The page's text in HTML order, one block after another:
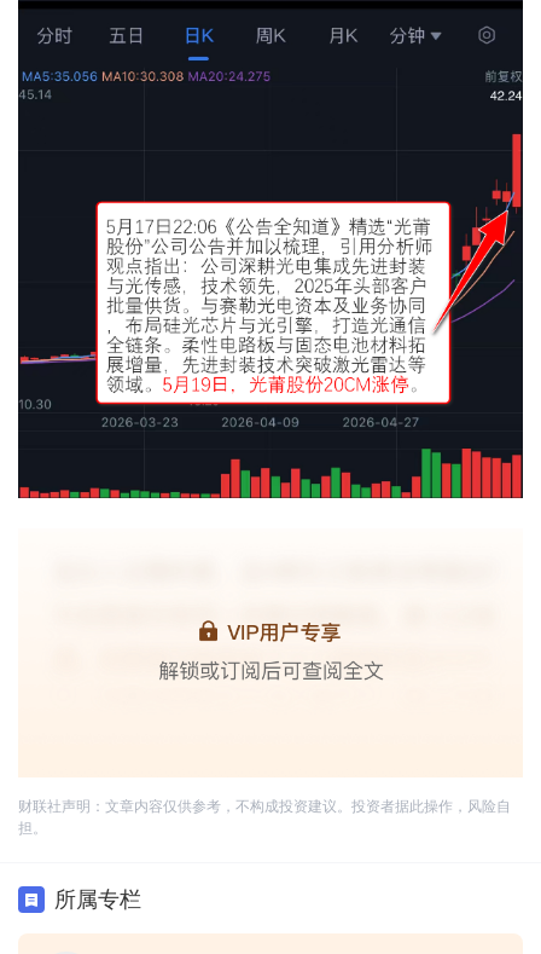
财联社声明：文章内容仅供参考，不构成投资建议。投资者据此操作，风险自
担。
所属专栏